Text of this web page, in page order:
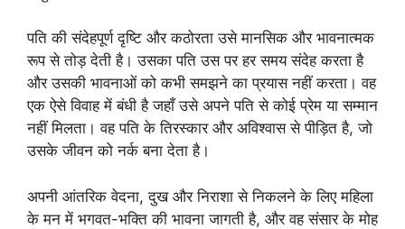
पति की संदेहपूर्ण दृष्टि और कठोरता उसे मानसिक और भावनात्मक
रूप से तोड़ देती है। उसका पति उस पर हर समय संदेह करता है
और उसकी भावनाओं को कभी समझने का प्रयास नहीं करता। वह
एक ऐसे विवाह में बंधी है जहाँ उसे अपने पति से कोई प्रेम या सम्मान
नहीं मिलता। वह पति के तिरस्कार और अविश्वास से पीड़ित है, जो
उसके जीवन को नर्क बना देता है।
अपनी आंतरिक वेदना, दुख और निराशा से निकलने के लिए महिला
के मन में भगवत-भक्ति की भावना जागती है, और वह संसार के मोह